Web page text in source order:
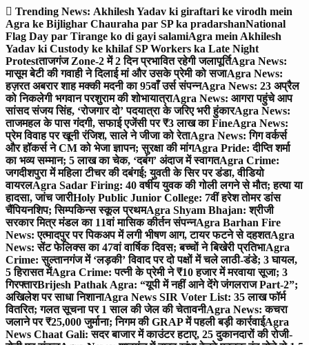
Skip
to
content
Trending News: Akhilesh Yadav ki giraftari ke virodh mein
Agra ke Bijlighar Chauraha par SP ka pradarshanNational
Flag Day par Tirange ko di gayi salamiAgra mein Akhilesh
Yadav ki Custody ke khilaf SP Workers ka Late Night
Protestताजगंज Zone-2 में 2 दिन प्रभावित रहेगी जलापूर्तिAgra News:
मासूम बेटी की गवाही ने दिलाई मां और उसके प्रेमी को सजाAgra News:
हज़रत अबरार शाह मक्की मदनी का 95वाँ उर्स संपन्नAgra News: 23 अप्रैल
को निकलेगी भगवान परशुराम की शोभायात्राAgra News: आगरा पहुंचे आप
सांसद संजय सिंह, ‘रोजगार दो’ पदयात्रा के जरिए भरी हुंकारAgra News:
ताजमहल के पास गंदगी, सफाई एजेंसी पर ₹3 लाख का FineAgra News:
प्रेम विवाह पर खूनी रंजिश, साले ने जीजा को रेताAgra News: गिग वर्कर्स
और हॉकर्स ने CM को भेजा ज्ञापन; सुरक्षा की मांगAgra Pride: दीप्ति शर्मा
का भव्य सम्मान; 5 लाख का चेक, ‘दबंग’ अंदाज में स्वागतAgra Crime:
जगदीशपुरा में महिला टीचर की दबंगई; युवती के सिर पर डंडा, वीडियो
वायरलAgra Sadar Firing: 40 वर्षीय युवक की गोली लगने से मौत; हत्या या
हादसा, जांच जारीHoly Public Junior College: 7वीं हरेश तोमर डांस
चैंपियनशिप; सिम्पकिन्स स्कूल प्रथमAgra Shyam Bhajan: श्रीजी
सरकार मित्र मंडल का 11वां मासिक कीर्तन संपन्नAgra Barhan Fire
News: एत्मादपुर पर पिकअप में लगी भीषण आग, टायर फटने से दहशतAgra
News: सेंट फेलिक्स का 47वां वार्षिक दिवस; बच्चों ने बिखेरी प्रतिभाAgra
Crime: सुल्तानगंज में ‘लड़की’ विवाद पर दो पक्षों में चले लाठी-डंडे; 3 घायल,
5 हिरासत मेंAgra Crime: पत्नी के प्रेमी ने ₹10 हजार में मरवाया सूजा; 3
गिरफ्तारBrijesh Pathak Agra: “यूपी में नहीं आने देंगे जंगलराज Part-2”;
अखिलेश पर साधा निशानाAgra News SIR Voter List: 35 लाख फॉर्म
वितरित; गलत सूचना पर 1 साल की जेल की चेतावनीAgra News: कचरा
जलाने पर ₹25,000 जुर्माना; निगम की GRAP में पहली बड़ी कार्रवाईAgra
News Chaat Gali: सदर बाजार में काउंटर हटाए, 25 दुकानदारों की रोजी-